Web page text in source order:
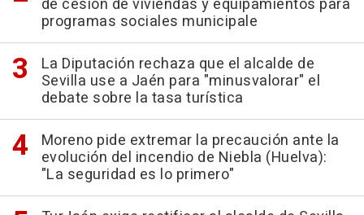
de cesión de viviendas y equipamientos para
programas sociales municipale
La Diputación rechaza que el alcalde de
Sevilla use a Jaén para "minusvalorar" el
debate sobre la tasa turística
Moreno pide extremar la precaución ante la
evolución del incendio de Niebla (Huelva):
"La seguridad es lo primero"